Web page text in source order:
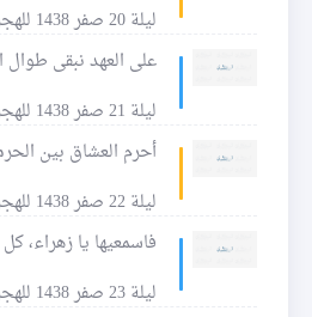
ليلة 20 صفر 1438 للهجرة
على العهد نبقى طوال
ليلة 21 صفر 1438 للهجرة
أحرم العشاق بين
ليلة 22 صفر 1438 للهجرة
فاسمعيها يا زهراء،
ليلة 23 صفر 1438 للهجرة